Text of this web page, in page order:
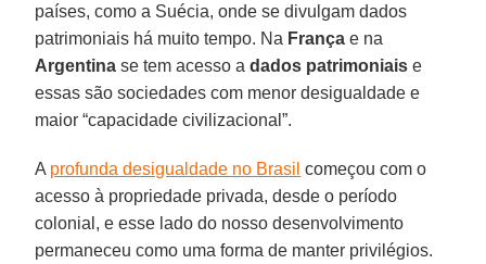
países, como a Suécia, onde se divulgam dados
patrimoniais há muito tempo. Na França e na
Argentina se tem acesso a dados patrimoniais e
essas são sociedades com menor desigualdade e
maior “capacidade civilizacional”.
A profunda desigualdade no Brasil começou com o
acesso à propriedade privada, desde o período
colonial, e esse lado do nosso desenvolvimento
permaneceu como uma forma de manter privilégios.